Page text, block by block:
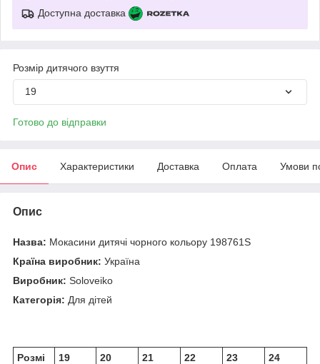
Доступна доставка
Розмір дитячого взуття
19
Готово до відправки
Опис Характеристики Доставка Оплата Умови
Опис
Назва: Мокасини дитячі чорного кольору 198761S
Країна виробник: Україна
Виробник: Soloveiko
Категорія: Для дітей
Розмі
19 20 21 22 23 24